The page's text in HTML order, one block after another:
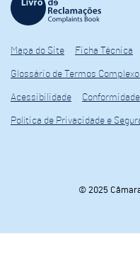
Mapa do Site Ficha Técnica
Glossário de Termos
Acessibilidade Conformidade
Política de Privacidade e
© 2025